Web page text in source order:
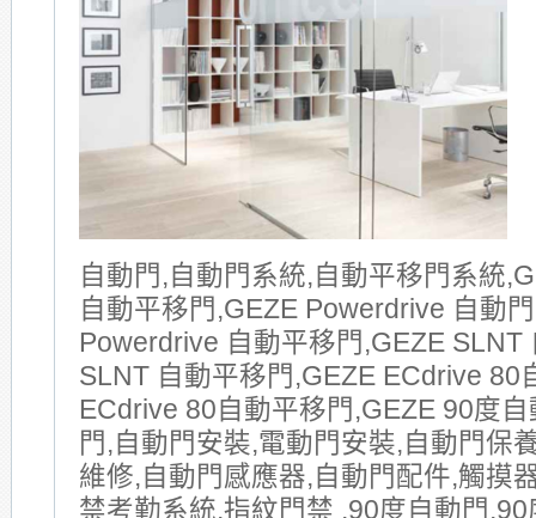
自動門,自動門系統,自動平移門系統
自動平移門,GEZE Powerdrive 自動
Powerdrive 自動平移門,GEZE SLNT
SLNT 自動平移門,GEZE ECdrive 80
ECdrive 80自動平移門,GEZE 90度
門,自動門安裝,電動門安裝,自動門保
維修,自動門感應器,自動門配件,觸摸
禁考勤系統,指紋門禁 ,90度自動門